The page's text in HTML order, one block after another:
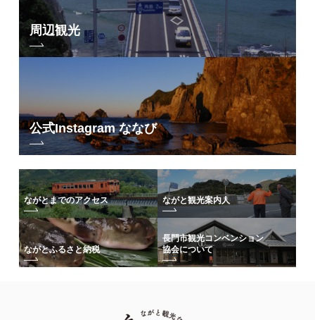
周辺観光
公式Instagram ななび
ながとまでのアクセス ながと観光案内人
ながとふるさと納税
長門市観光コンベンション
協会について